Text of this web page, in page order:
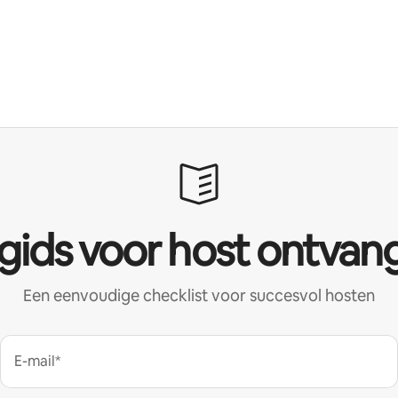
voor host
Een eenvoudige checklist voor succesvol hosten
E-mail*